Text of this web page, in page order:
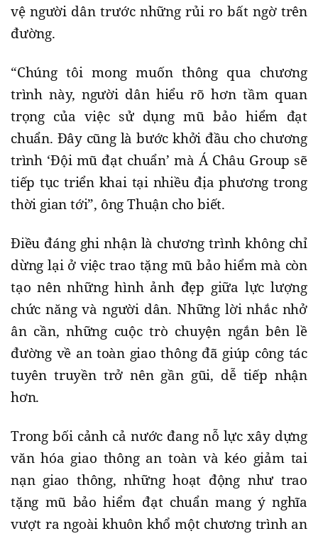
vệ người dân trước những rủi ro bất ngờ trên
đường.
“Chúng tôi mong muốn thông qua chương
trình này, người dân hiểu rõ hơn tầm quan
trọng của việc sử dụng mũ bảo hiểm đạt
chuẩn. Đây cũng là bước khởi đầu cho chương
trình ‘Đội mũ đạt chuẩn’ mà Á Châu Group sẽ
tiếp tục triển khai tại nhiều địa phương trong
thời gian tới”, ông Thuận cho biết.
Điều đáng ghi nhận là chương trình không chỉ
dừng lại ở việc trao tặng mũ bảo hiểm mà còn
tạo nên những hình ảnh đẹp giữa lực lượng
chức năng và người dân. Những lời nhắc nhở
ân cần, những cuộc trò chuyện ngắn bên lề
đường về an toàn giao thông đã giúp công tác
tuyên truyền trở nên gần gũi, dễ tiếp nhận
hơn.
Trong bối cảnh cả nước đang nỗ lực xây dựng
văn hóa giao thông an toàn và kéo giảm tai
nạn giao thông, những hoạt động như trao
tặng mũ bảo hiểm đạt chuẩn mang ý nghĩa
vượt ra ngoài khuôn khổ một chương trình an